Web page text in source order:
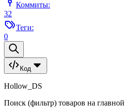
Коммиты:
32
Теги:
0
Код
Hollow_DS
Поиск (фильтр) товаров на